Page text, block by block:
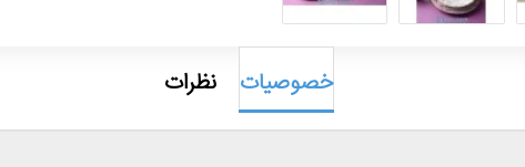
خصوصیات نظرات